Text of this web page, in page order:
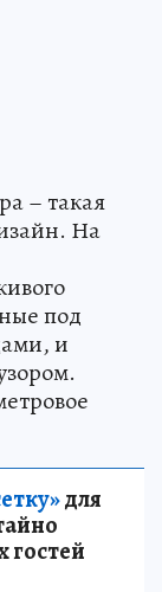
– такая
На
под
и
для
гостей